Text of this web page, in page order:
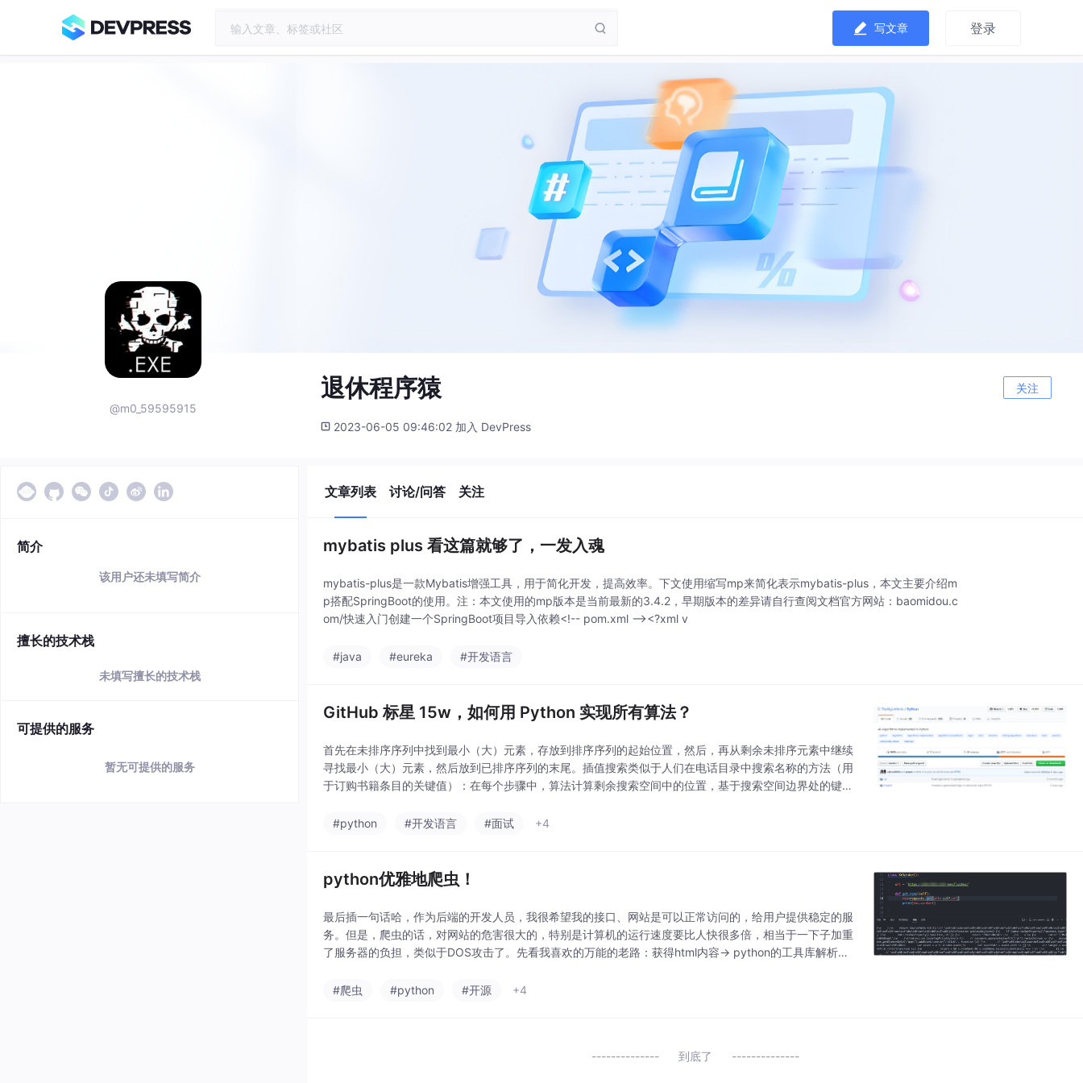
写文章 登录
@m0_59595915
退休程序猿 关注
2023-06-05 09:46:02 加入 DevPress
简介
该用户还未填写简介
擅长的技术栈
未填写擅长的技术栈
可提供的服务
暂无可提供的服务
文章列表 讨论/问答 关注
mybatis plus 看这篇就够了，一发入魂
mybatis-plus是一款Mybatis增强工具，用于简化开发，提高效率。下文使用缩写mp来简化表示mybatis-plus，本文主要介绍m
p搭配SpringBoot的使用。注：本文使用的mp版本是当前最新的3.4.2，早期版本的差异请自行查阅文档官方网站：baomidou.c
om/快速入门创建一个SpringBoot项目导入依赖<!-- pom.xml --><?xml v
#java #eureka #开发语言
GitHub 标星 15w，如何用 Python 实现所有算法？
首先在未排序序列中找到最小（大）元素，存放到排序序列的起始位置，然后，再从剩余未排序元素中继续
寻找最小（大）元素，然后放到已排序序列的末尾。插值搜索类似于人们在电话目录中搜索名称的方法（用
于订购书籍条目的关键值）：在每个步骤中，算法计算剩余搜索空间中的位置，基于搜索空间边界处的键值
个字母（2×13），所
#python #开发语言 #面试 +4
python优雅地爬虫！
最后插一句话哈，作为后端的开发人员，我很希望我的接口、网站是可以正常访问的，给用户提供稳定的服
务。但是，爬虫的话，对网站的危害很大的，特别是计算机的运行速度要比人快很多倍，相当于一下子加重
了服务器的负担，类似于DOS攻击了。先看我喜欢的万能的老路：获得html内容-> python的工具库解析，
口。是什
#爬虫 #python #开源 +4
到底了